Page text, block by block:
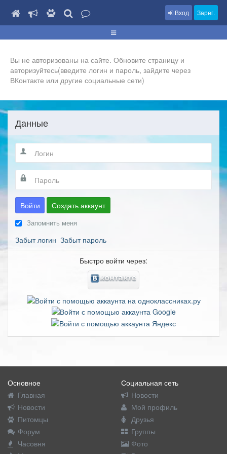
Вход Зарег.
Вы не авторизованы на сайте. Обновите страницу и
авторизуйтесь(введите логин и пароль, зайдите через
ВКонтакте или другие социальные сети)
Данные
Войти Создать аккаунт
Запомнить меня
Забыт логин Забыт пароль
Быстро войти через:
Основное
Главная
Новости
Питомцы
Форум
Часовня
Социальная сеть
Новости
Мой профиль
Друзья
Группы
Фото